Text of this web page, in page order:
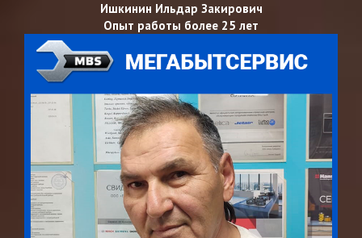
Ишкинин Ильдар Закирович
Опыт работы более 25 лет